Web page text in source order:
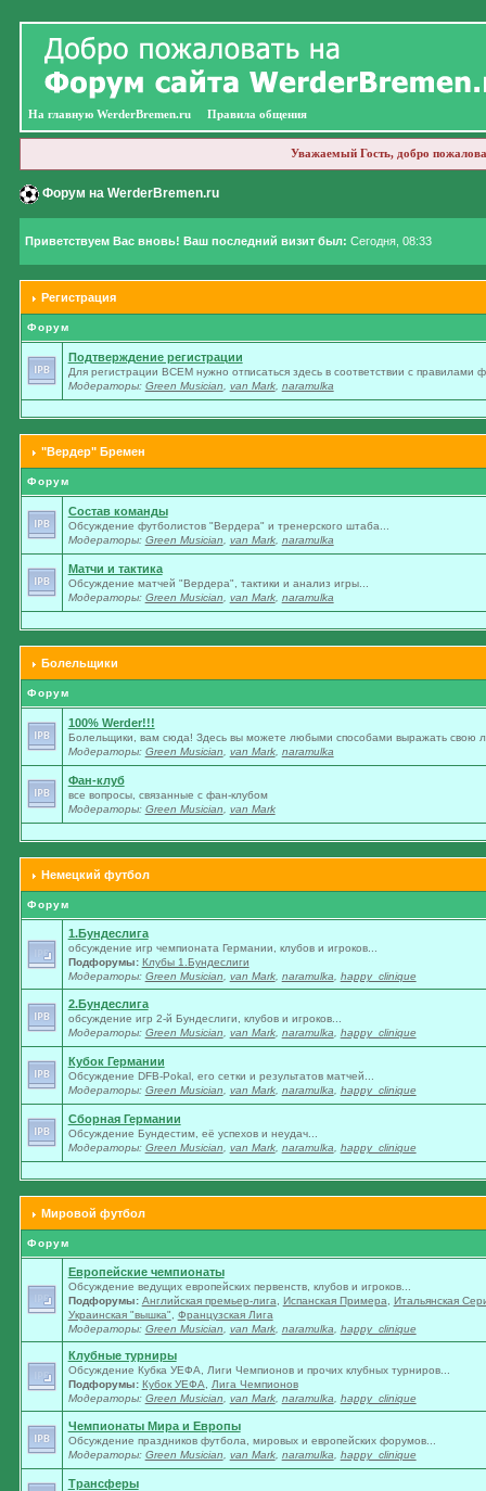
На главную WerderBremen.ru Правила общения
Уважаемый Гость, добро
Форум на WerderBremen.ru
Приветствуем Вас вновь! Ваш последний визит был: Сегодня, 08:33
Регистрация
Форум
Подтверждение регистрации
Для регистрации ВСЕМ нужно отписаться здесь в соответствии с правилами
Модераторы: Green Musician van Mark, naramulka
"Вердер" Бремен
Форум
Состав команды
Обсуждение футболистов "Вердера" и тренерского штаба...
Модераторы: Green Musician van Mark, naramulka
Матчи и тактика
Обсуждение матчей "Вердера", тактики и анализ игры...
Модераторы: Green Musician van Mark, naramulka
Болельщики
Форум
100% Werder!!!
Болельщики, вам сюда! Здесь вы можете любыми способами выражать свою
Модераторы: Green Musician van Mark, naramulka
Фан-клуб
все вопросы, связанные с фан-клубом
Модераторы: Green Musician van Mark
Немецкий футбол
Форум
1.Бундеслига
обсуждение игр чемпионата Германии, клубов и игроков...
Подфорумы: Клубы 1.Бундеслиги
Модераторы: Green Musician van Mark, naramulka happy_clinique
2.Бундеслига
обсуждение игр 2-й Бундеслиги, клубов и игроков...
Модераторы: Green Musician van Mark, naramulka happy_clinique
Кубок Германии
Обсуждение DFB-Pokal, его сетки и результатов матчей...
Модераторы: Green Musician van Mark, naramulka happy_clinique
Сборная Германии
Обсуждение Бундестим, её успехов и неудач...
Модераторы: Green Musician van Mark, naramulka happy_clinique
Мировой футбол
Форум
Европейские чемпионаты
Обсуждение ведущих европейских первенств, клубов и игроков...
Подфорумы: Английская премьер-лига Испанская Примера
Итальянская
Украинская "вышка"
Французская Лига
Модераторы: Green Musician van Mark, naramulka happy_clinique
Клубные турниры
Обсуждение Кубка УЕФА, Лиги Чемпионов и прочих клубных турниров...
Подфорумы: Кубок УЕФА
Лига Чемпионов
Модераторы: Green Musician van Mark, naramulka happy_clinique
Чемпионаты Мира и Европы
Обсуждение праздников футбола, мировых и европейских форумов...
Модераторы: Green Musician van Mark, naramulka happy_clinique
Трансферы